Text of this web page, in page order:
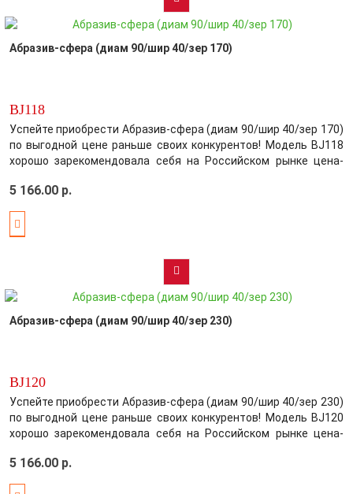
Абразив-сфера (диам 90/шир 40/зер 170)
BJ118
Успейте приобрести Абразив-сфера (диам 90/шир 40/зер 170)
по выгодной цене раньше своих конкурентов! Модель BJ118
хорошо зарекомендовала себя на Российском рынке цена-
усовершенствовать выбранный вами товар, обеспечив этим
5 166.00 р.
Абразив-сфера (диам 90/шир 40/зер 230)
BJ120
Успейте приобрести Абразив-сфера (диам 90/шир 40/зер 230)
по выгодной цене раньше своих конкурентов! Модель BJ120
хорошо зарекомендовала себя на Российском рынке цена-
усовершенствовать выбранный вами товар, обеспечив этим
5 166.00 р.